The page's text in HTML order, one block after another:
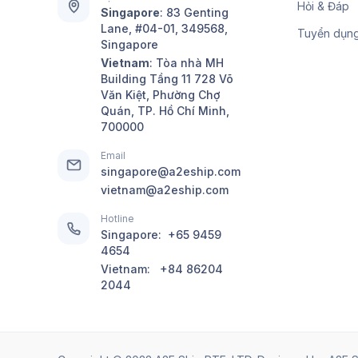
Singapore: 83 Genting
Lane, #04-01, 349568,
Singapore
Vietnam: Tòa nhà MH
Building Tầng 11 728 Võ
Văn Kiệt, Phường Chợ
Quán, TP. Hồ Chí Minh,
700000
Email
singapore@a2eship.com
vietnam@a2eship.com
Hotline
Singapore: +65 9459
4654
Vietnam: +84 86204
2044
Hỏi & Đáp
Tuyển